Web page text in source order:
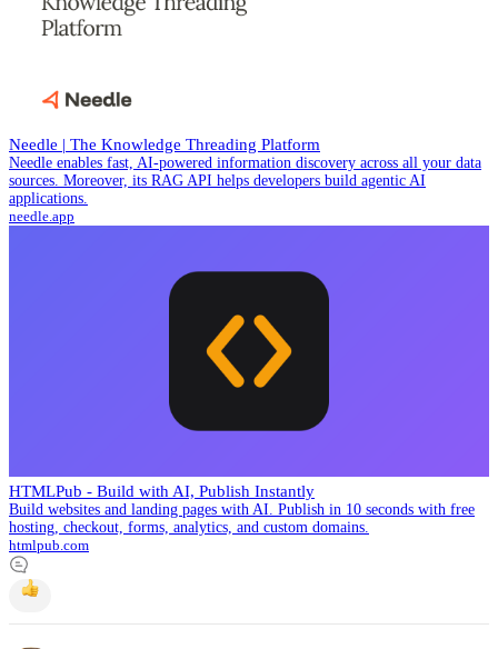
Needle | The Knowledge Threading Platform
Needle enables fast, AI-powered information discovery across all your data
sources. Moreover, its RAG API helps developers build agentic AI
applications.
needle.app
HTMLPub - Build with AI, Publish Instantly
Build websites and landing pages with AI. Publish in 10 seconds with free
hosting, checkout, forms, analytics, and custom domains.
htmlpub.com